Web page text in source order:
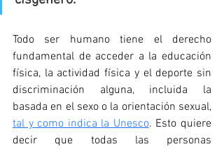
Todo ser humano tiene el derecho
fundamental de acceder a la educación
física, la actividad física y el deporte sin
discriminación alguna, incluida la
tal y como indica la Unesco. Esto quiere
decir que todas las personas